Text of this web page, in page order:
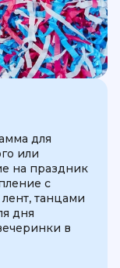
для
или
на праздник
с
танцами
дня
в